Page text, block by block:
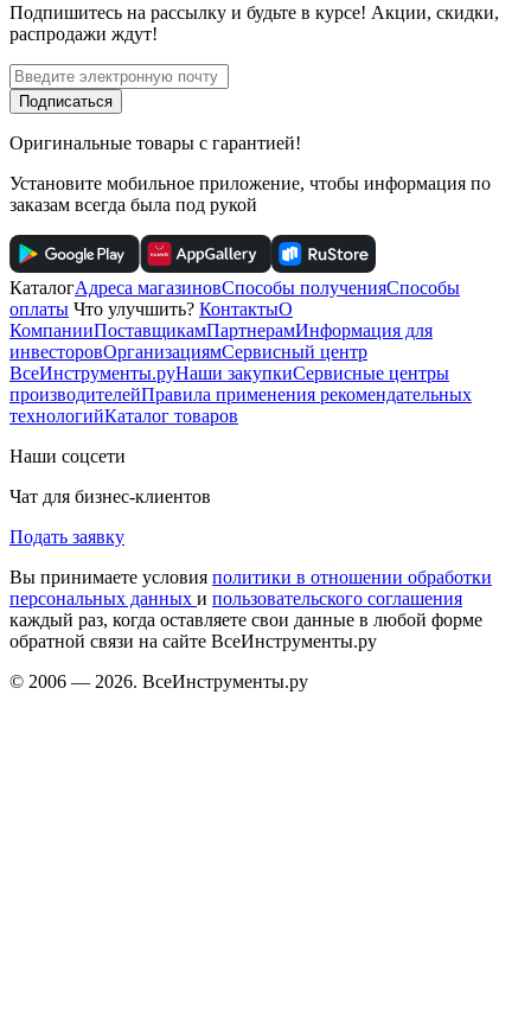
Подпишитесь на рассылку и будьте в курсе! Акции, скидки,
распродажи ждут!
Подписаться
Оригинальные товары с гарантией!
Установите мобильное приложение, чтобы информация по
заказам всегда была под рукой
КаталогАдреса магазиновСпособы полученияСпособы
оплаты Что улучшить? КонтактыО
КомпанииПоставщикамПартнерамИнформация для
инвесторовОрганизациямСервисный центр
ВсеИнструменты.руНаши закупкиСервисные центры
производителейПравила применения рекомендательных
технологийКаталог товаров
Наши соцсети
Чат для бизнес-клиентов
Подать заявку
Вы принимаете условия политики в отношении обработки
персональных данных и пользовательского соглашения
каждый раз, когда оставляете свои данные в любой форме
обратной связи на сайте ВсеИнструменты.ру
© 2006 — 2026. ВсеИнструменты.ру